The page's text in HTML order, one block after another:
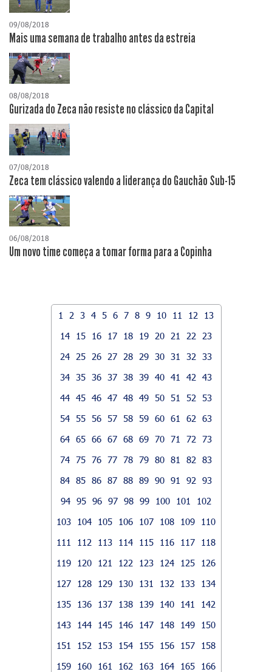
09/08/2018
Mais uma semana de trabalho antes da estreia
08/08/2018
Gurizada do Zeca não resiste no clássico da Capital
07/08/2018
Zeca tem clássico valendo a liderança do Gauchão Sub-15
06/08/2018
Um novo time começa a tomar forma para a Copinha
1 2 3 4 5 6 7 8 9 10 11 12
13
14
15 16 17 18 19 20 21 22
23
24
25 26 27 28 29 30 31 32
33
34 35 36 37 38 39 40 41 42
43
44 45 46 47 48 49 50 51 52
53
54 55 56 57 58 59 60 61 62
63
64 65 66 67 68 69 70 71 72
73
74 75 76 77 78 79 80 81 82
83
84 85 86 87 88 89 90 91 92
93
94 95 96 97 98 99 100 101
102
103
104 105 106 107 108 109
110
111
112 113 114 115 116 117
118
119
120 121 122 123 124 125
126
127
128 129 130 131 132 133
134
135
136 137 138 139 140 141
142
143
144 145 146 147 148 149
150
151
152 153 154 155 156 157
158
159
160 161 162 163 164 165
166